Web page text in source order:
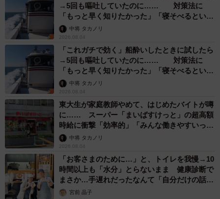
→5回も嘔吐していたのに…… 対策法に
「もっと早く知りたかった」「寝そべるといい
らしい」
中将 タカノリ
2026.08.04
「これガチで効く」船酔いしたときに試したら
→5回も嘔吐していたのに…… 対策法に
「もっと早く知りたかった」「寝そべるといい
らしい」
中将 タカノリ
2026.08.04
東大生が家庭教師やめて、はじめたバイトが噂
に…… スーパー「まいばすけっと」の超高額
時給に衝撃「効率的」「みんな働きやすいって
言ってる」
中将 タカノリ
2026.08.04
「お客さまのために…」と、トイレを我慢→10
時間以上も「水分」とらないまま 健康診断で
まさか…手遅れだったなんて「自分だけの話で
はなく、日本中で起きている問題では？」
宮前 晶子